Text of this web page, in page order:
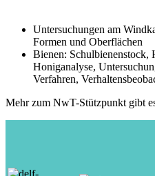
Untersuchungen am
Formen und Oberflächen
Bienen: Schulbienenstock,
Honiganalyse,
Verfahren,
Mehr zum NwT-Stützpunkt gibt